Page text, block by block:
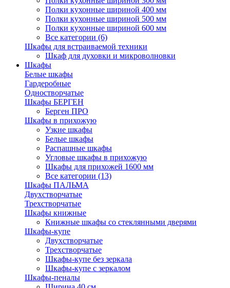
Полки кухонные шириной 400 мм
Полки кухонные шириной 500 мм
Полки кухонные шириной 600 мм
Все категории (6)
Шкафы для встраиваемой техники
Шкаф для духовки и микроволновки
Шкафы
Белые шкафы
Гардеробные
Одностворчатые
Шкафы БЕРГЕН
Берген ПРО
Шкафы в прихожую
Узкие шкафы
Белые шкафы
Распашные шкафы
Угловые шкафы в прихожую
Шкафы для прихожей 1600 мм
Все категории (13)
Шкафы ПАЛЬМА
Двухстворчатые
Трехстворчатые
Шкафы книжные
Книжные шкафы со стеклянными дверями
Шкафы-купе
Двухстворчатые
Трехстворчатые
Шкафы-купе без зеркала
Шкафы-купе с зеркалом
Шкафы-пеналы